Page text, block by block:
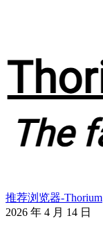
推荐浏览器-Thorium
2026 年 4 月 14 日